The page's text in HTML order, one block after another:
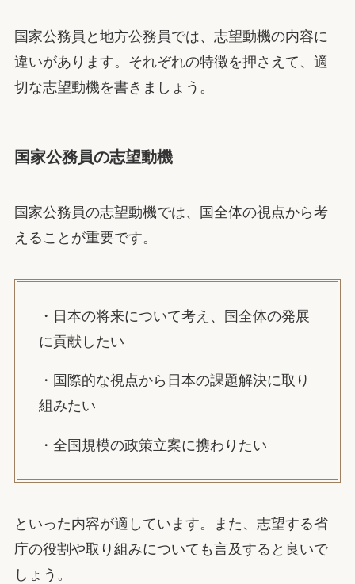
国家公務員と地方公務員では、志望動機の内容に
違いがあります。それぞれの特徴を押さえて、適
切な志望動機を書きましょう。
国家公務員の志望動機
国家公務員の志望動機では、国全体の視点から考
えることが重要です。
・日本の将来について考え、国全体の発展
に貢献したい
・国際的な視点から日本の課題解決に取り
組みたい
・全国規模の政策立案に携わりたい
といった内容が適しています。また、志望する省
庁の役割や取り組みについても言及すると良いで
しょう。